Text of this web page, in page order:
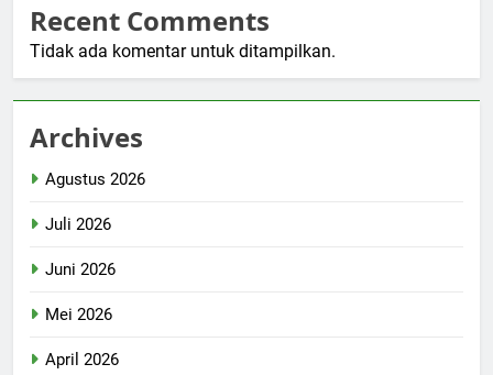
Recent Comments
Tidak ada komentar untuk ditampilkan.
Archives
Agustus 2026
Juli 2026
Juni 2026
Mei 2026
April 2026